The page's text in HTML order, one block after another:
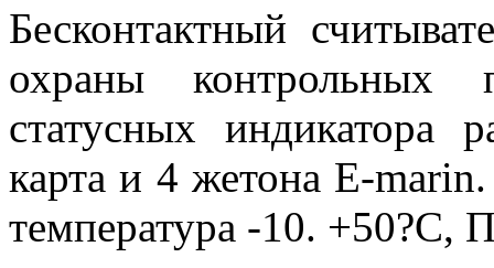
Бесконтактный
охраны
статусных индикатора
карта и 4 жетона E-
температура -10.